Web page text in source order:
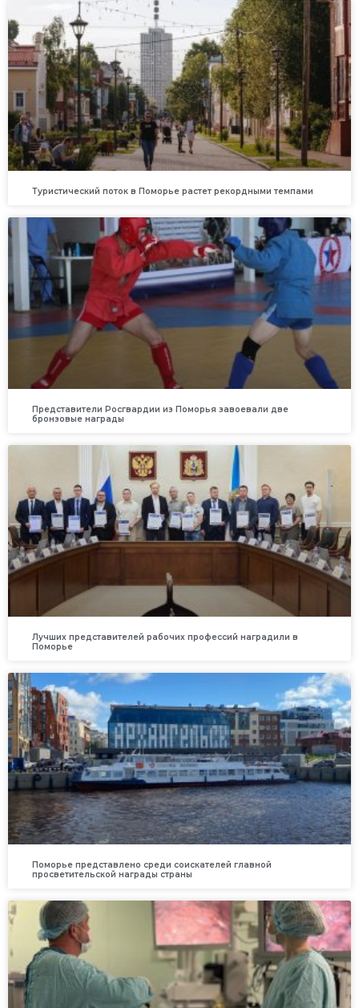
Туристический поток в Поморье растет рекордными темпами
Представители Росгвардии из Поморья завоевали две
бронзовые награды
Лучших представителей рабочих профессий наградили в
Поморье
Поморье представлено среди соискателей главной
просветительской награды страны